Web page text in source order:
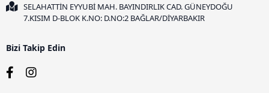
SELAHATTİN EYYUBİ MAH. BAYINDIRLIK CAD. GÜNEYDOĞU
7.KISIM D-BLOK K.NO: D.NO:2 BAĞLAR/DİYARBAKIR
Bizi Takip Edin